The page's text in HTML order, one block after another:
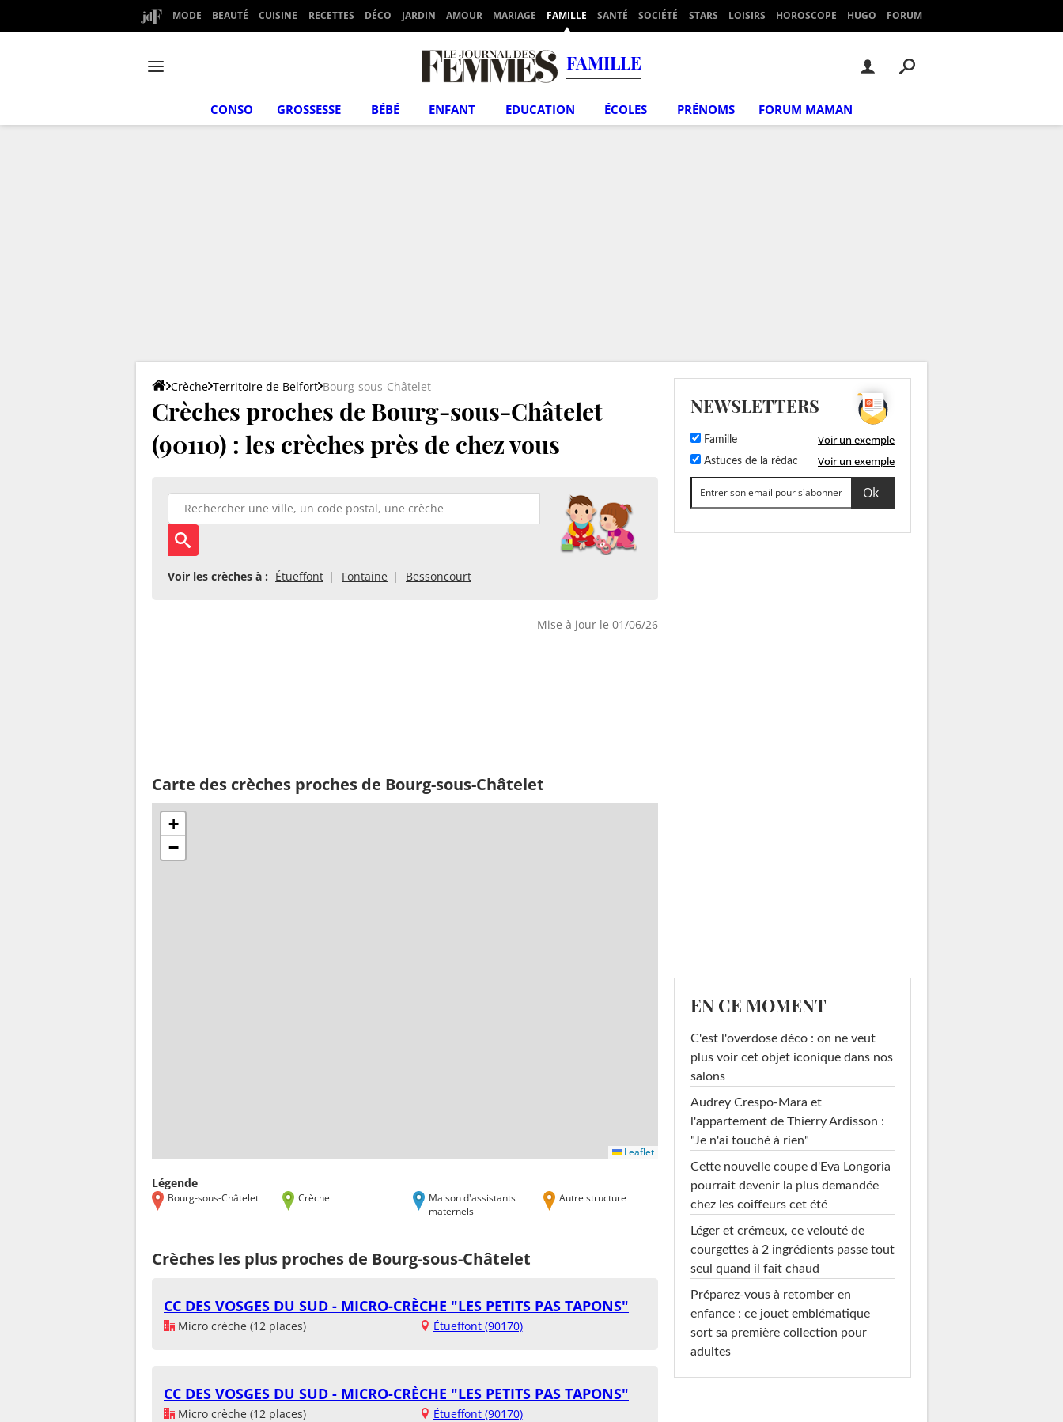
MODE BEAUTÉ CUISINE RECETTES DÉCO JARDIN AMOUR MARIAGE FAMILLE SANTÉ SOCIÉTÉ STARS LOISIRS HOROSCOPE HUGO FORUM
FAMILLE
CONSO GROSSESSE BÉBÉ ENFANT EDUCATION ÉCOLES PRÉNOMS FORUM MAMAN
Crèche Territoire de Belfort Bourg-sous-Châtelet
Crèches proches de Bourg-sous-Châtelet
(90110) : les crèches près de chez vous
Voir les crèches à : Étueffont Fontaine Bessoncourt
Mise à jour le 01/06/26
Carte des crèches proches de Bourg-sous-Châtelet
+
−
Leaflet
Légende
Bourg-sous-Châtelet Crèche
Maison d'assistants
maternels
Autre structure
Crèches les plus proches de Bourg-sous-Châtelet
CC DES VOSGES DU SUD - MICRO-CRÈCHE "LES PETITS PAS TAPONS"
Micro crèche (12 places) Étueffont (90170)
CC DES VOSGES DU SUD - MICRO-CRÈCHE "LES PETITS PAS TAPONS"
Micro crèche (12 places) Étueffont (90170)
NEWSLETTERS
Famille Voir un exemple
Astuces de la rédac Voir un exemple
EN CE MOMENT
C'est l'overdose déco : on ne veut
plus voir cet objet iconique dans nos
salons
Audrey Crespo-Mara et
l'appartement de Thierry Ardisson :
"Je n'ai touché à rien"
Cette nouvelle coupe d'Eva Longoria
pourrait devenir la plus demandée
chez les coiffeurs cet été
Léger et crémeux, ce velouté de
courgettes à 2 ingrédients passe tout
seul quand il fait chaud
Préparez-vous à retomber en
enfance : ce jouet emblématique
sort sa première collection pour
adultes